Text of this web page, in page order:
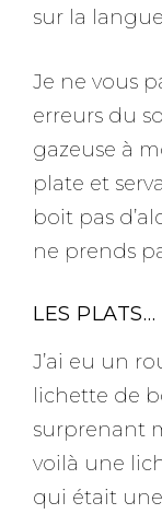
sur la
Je ne vous
erreurs du
gazeuse à
plate et
boit pas
ne prends
LES PLATS…
J’ai eu un
lichette de
surprenant
voilà une
qui était